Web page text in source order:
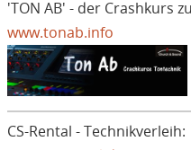
'TON AB' - der Crashkurs
www.tonab.info
CS-Rental - Technikverleih: